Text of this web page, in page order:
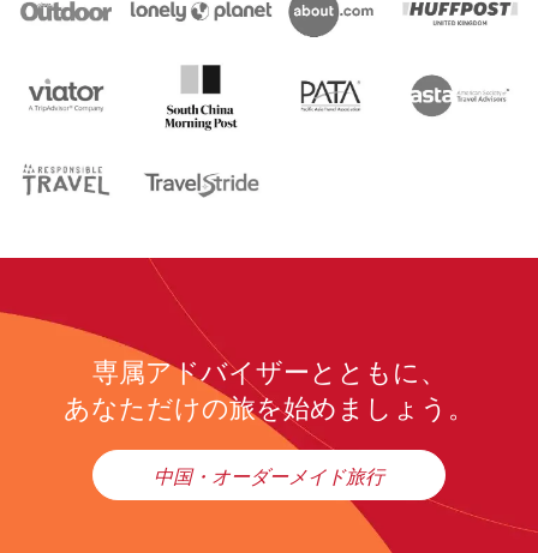
専属アドバイザーとともに、
あなただけの旅を始めましょう。
中国・オーダーメイド旅行